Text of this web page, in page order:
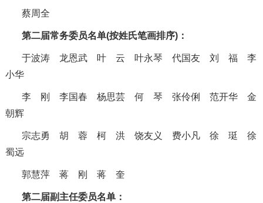
蔡周全
第二届常务委员名单(按姓氏笔画排序)：
于波涛 龙恩武 叶 云 叶永琴 代国友 刘 福 李
小华
李 刚 李国春 杨思芸 何 琴 张伶俐 范开华 金
朝辉
宗志勇 胡 蓉柯 洪 饶友义 费小凡 徐 珽 徐
蜀远
郭慧萍 蒋 刚 蒋 奎
第二届副主任委员名单：